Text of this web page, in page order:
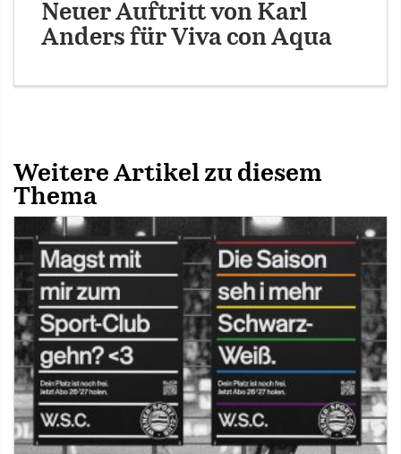
Neuer Auftritt von Karl
Anders für Viva con Aqua
Weitere Artikel zu diesem
Thema